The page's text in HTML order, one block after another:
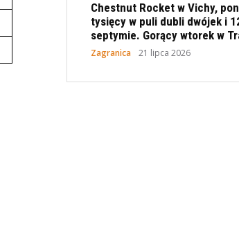
Chestnut Rocket w Vichy,
tysięcy w puli dubli dwójek i
septymie. Gorący wtorek w
Zagranica 21 lipca 2026